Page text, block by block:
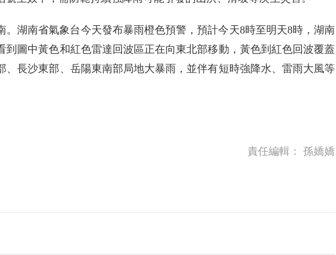
湖南省氣象台今天發布暴雨橙色預警，預計今天8時至明天8時，湖南
到圖中黃色和紅色雷達回波區正在向東北部移動，黃色到紅色回波覆蓋
、長沙東部、岳陽東南部局地大暴雨，並伴有短時強降水、雷雨大風等
責任編輯： 孫嬌嬌